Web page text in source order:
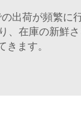
出荷が頻繁に
在庫の新鮮さ
ます。